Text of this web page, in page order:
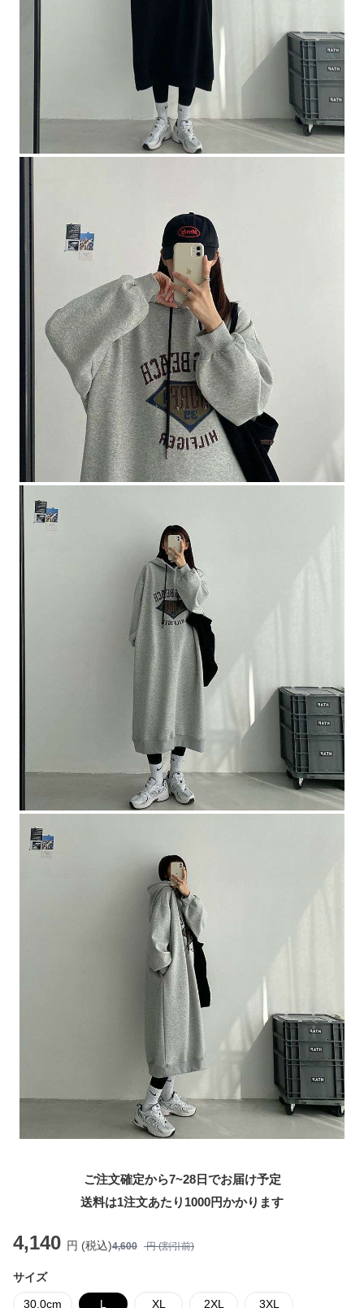
ご注文確定から7~28日でお届け予定
送料は1注文あたり 1000円かかります
4,140 円 (税込)4,600 円 (割引前)
サイズ
30.0cm L XL 2XL 3XL